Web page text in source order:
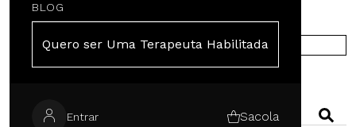
BLOG
Quero ser Uma Terapeuta Habilitada
Entrar Sacola
COMPRE NA EUROPA